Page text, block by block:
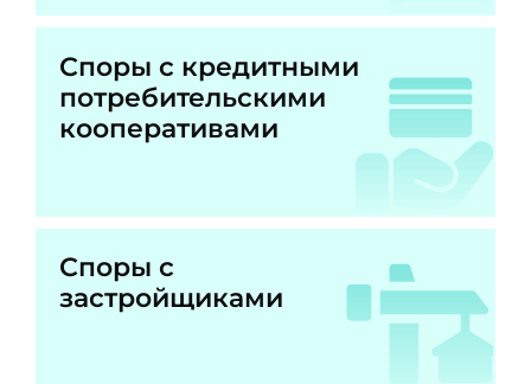
Споры с кредитными
потребительскими
кооперативами
Споры с
застройщиками